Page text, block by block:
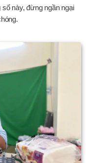
này, đừng ngần ngại